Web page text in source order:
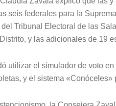
seis federales para la
Tribunal Electoral de las
y las adicionales de 19
utilizar el simulador de voto
y el sistema